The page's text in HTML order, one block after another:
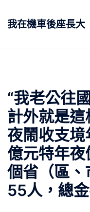
我在機車後座長大
“我老公往
計外就是
夜鬧收支
億元特年
個省（區
55人，總